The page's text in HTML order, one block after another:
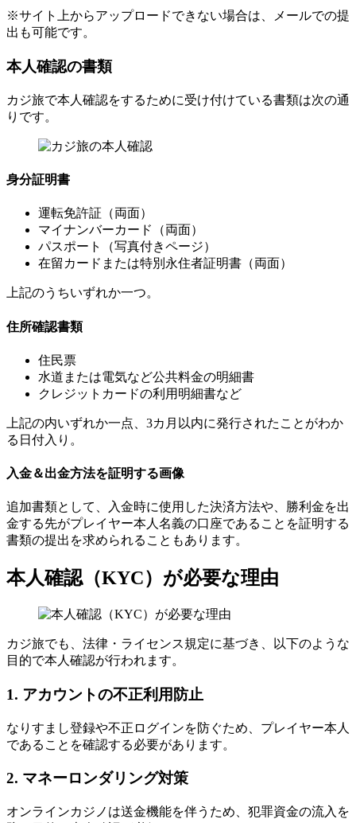
※サイト上からアップロードできない場合は、メールでの提
出も可能です。
本人確認の書類
カジ旅で本人確認をするために受け付けている書類は次の通
りです。
身分証明書
運転免許証（両面）
マイナンバーカード（両面）
パスポート（写真付きページ）
在留カードまたは特別永住者証明書（両面）
上記のうちいずれか一つ。
住所確認書類
住民票
水道または電気など公共料金の明細書
クレジットカードの利用明細書など
上記の内いずれか一点、3カ月以内に発行されたことがわか
る日付入り。
入金＆出金方法を証明する画像
追加書類として、入金時に使用した決済方法や、勝利金を出
金する先がプレイヤー本人名義の口座であることを証明する
書類の提出を求められることもあります。
本人確認（KYC）が必要な理由
カジ旅でも、法律・ライセンス規定に基づき、以下のような
目的で本人確認が行われます。
1. アカウントの不正利用防止
なりすまし登録や不正ログインを防ぐため、プレイヤー本人
であることを確認する必要があります。
2. マネーロンダリング対策
オンラインカジノは送金機能を伴うため、犯罪資金の流入を